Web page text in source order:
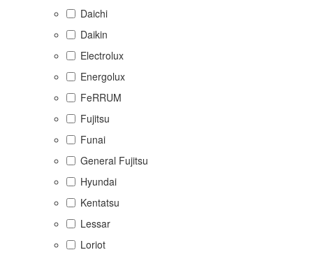
Daichi
Daikin
Electrolux
Energolux
FeRRUM
Fujitsu
Funai
General Fujitsu
Hyundai
Kentatsu
Lessar
Loriot